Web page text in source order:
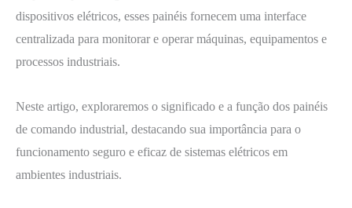
dispositivos elétricos, esses painéis fornecem uma interface
centralizada para monitorar e operar máquinas, equipamentos e
processos industriais.
Neste artigo, exploraremos o significado e a função dos painéis
de comando industrial, destacando sua importância para o
funcionamento seguro e eficaz de sistemas elétricos em
ambientes industriais.